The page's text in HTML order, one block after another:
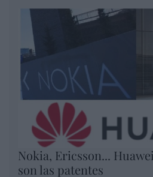
Nokia, Ericsson...
son las patentes